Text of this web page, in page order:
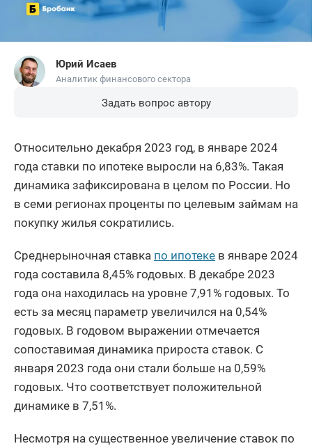
Юрий Исаев
Аналитик финансового сектора
Задать вопрос автору
Относительно декабря 2023 год, в январе 2024
года ставки по ипотеке выросли на 6,83%. Такая
динамика зафиксирована в целом по России. Но
в семи регионах проценты по целевым займам на
покупку жилья сократились.
Среднерыночная ставка по ипотеке в январе 2024
года составила 8,45% годовых. В декабре 2023
года она находилась на уровне 7,91% годовых. То
есть за месяц параметр увеличился на 0,54%
годовых. В годовом выражении отмечается
сопоставимая динамика прироста ставок. С
января 2023 года они стали больше на 0,59%
годовых. Что соответствует положительной
динамике в 7,51%.
Несмотря на существенное увеличение ставок по